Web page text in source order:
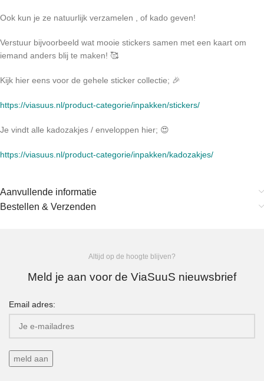
Ook kun je ze natuurlijk verzamelen , of kado geven!
Verstuur bijvoorbeeld wat mooie stickers samen met een kaart om
iemand anders blij te maken! 🥰
Kijk hier eens voor de gehele sticker collectie; 🎉
https://viasuus.nl/product-categorie/inpakken/stickers/
Je vindt alle kadozakjes / enveloppen hier; 😍
https://viasuus.nl/product-categorie/inpakken/kadozakjes/
Aanvullende informatie
Bestellen & Verzenden
Altijd op de hoogte blijven?
Meld je aan voor de ViaSuuS nieuwsbrief
Email adres: